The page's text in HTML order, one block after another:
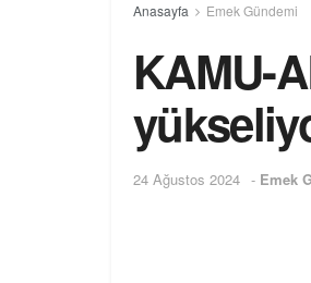
Anasayfa Emek Gündemi
KAMU-
24 Ağustos 2024 - Emek